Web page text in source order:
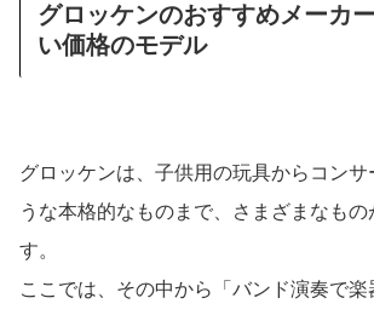
グロッケンのおすすめメーカ
い価格のモデル
グロッケンは、子供用の玩具からコンサ
うな本格的なものまで、さまざまなもの
す。
ここでは、その中から「バンド演奏で